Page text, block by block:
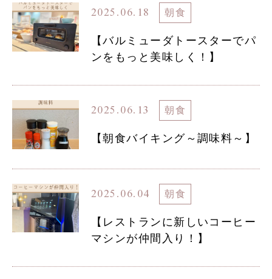
2025.06.18 朝食
【バルミューダトースターでパ
ンをもっと美味しく！】
2025.06.13 朝食
【朝食バイキング～調味料～】
2025.06.04 朝食
【レストランに新しいコーヒー
マシンが仲間入り！】